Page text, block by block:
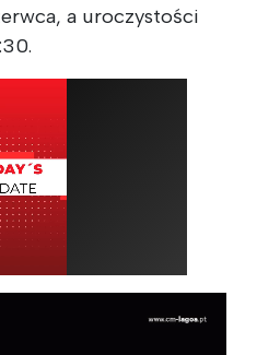
a uroczystości